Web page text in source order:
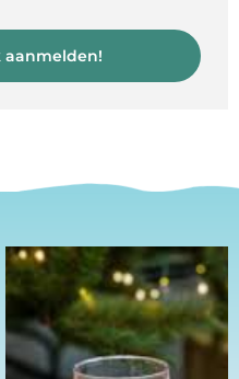
aanmelden!